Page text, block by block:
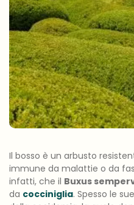
Il bosso è un arbusto
immune da malattie o da
infatti, che il Buxus
da cocciniglia. Spesso le